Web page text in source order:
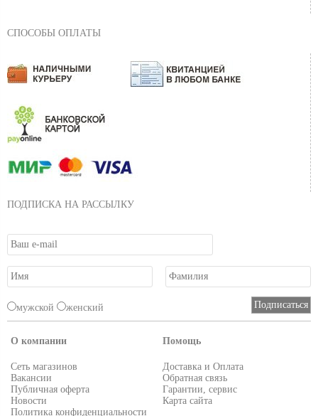
СПОСОБЫ ОПЛАТЫ
ПОДПИСКА НА РАССЫЛКУ
мужской женский
О компании
Сеть магазинов
Вакансии
Публичная оферта
Новости
Политика конфиденциальности
Помощь
Доставка и Оплата
Обратная связь
Гарантии, сервис
Карта сайта